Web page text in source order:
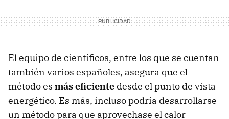
El equipo de científicos, entre los que se cuentan
también varios españoles, asegura que el
método es más eficiente desde el punto de vista
energético. Es más, incluso podría desarrollarse
un método para que aprovechase el calor